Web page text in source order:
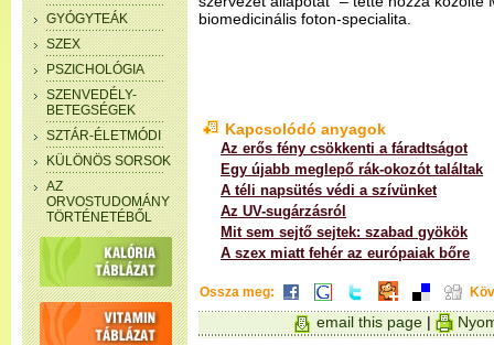
GYÓGYTEÁK
SZEX
PSZICHOLÓGIA
SZENVEDÉLY-
BETEGSÉGEK
SZTÁR-ÉLETMÓDI
KÜLÖNÖS SORSOK
AZ
ORVOSTUDOMÁNY
TÖRTÉNETÉBŐL
biomedicinális foton-specialita.
Kapcsolódó anyagok
Az erős fény csökkenti a fáradtságot
Egy újabb meglepő rák-okozót találtak
A téli napsütés védi a szívünket
Az UV-sugárzásról
Mit sem sejtő sejtek: szabad gyökök
A szex miatt fehér az európaiak bőre
Ossza meg:
email this page |